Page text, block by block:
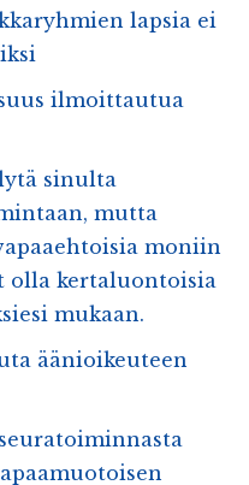
lapsia ei
ilmoittautua
sinulta
mutta
moniin
olla kertaluontoisia
mukaan.
äänioikeuteen